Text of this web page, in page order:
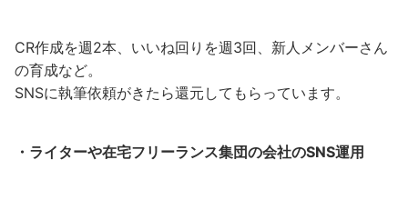
CR作成を週2本、いいね回りを週3回、新人メンバーさん
の育成など。
SNSに執筆依頼がきたら還元してもらっています。
・ライターや在宅フリーランス集団の会社のSNS運用